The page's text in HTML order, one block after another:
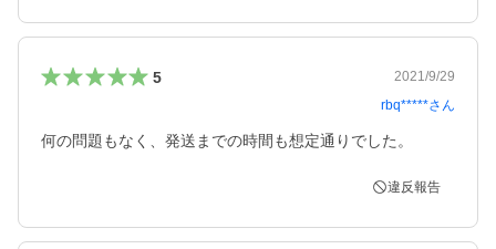
5
2021/9/29
rbq*****さん
何の問題もなく、発送までの時間も想定通りでした。
違反報告